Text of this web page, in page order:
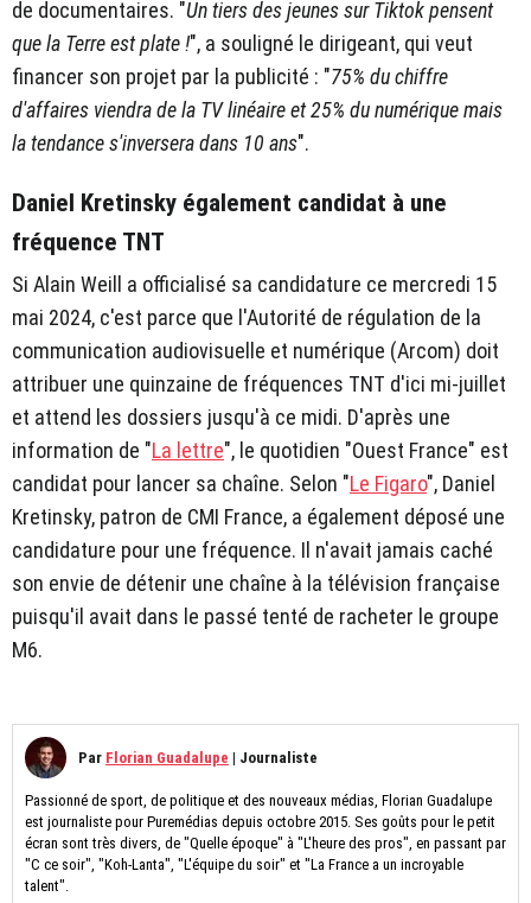
de documentaires. "Un tiers des jeunes sur Tiktok pensent
que la Terre est plate !", a souligné le dirigeant, qui veut
financer son projet par la publicité : "75% du chiffre
d'affaires viendra de la TV linéaire et 25% du numérique mais
la tendance s'inversera dans 10 ans".
Daniel Kretinsky également candidat à une
fréquence TNT
Si Alain Weill a officialisé sa candidature ce mercredi 15
mai 2024, c'est parce que l'Autorité de régulation de la
communication audiovisuelle et numérique (Arcom) doit
attribuer une quinzaine de fréquences TNT d'ici mi-juillet
et attend les dossiers jusqu'à ce midi. D'après une
information de "La lettre", le quotidien "Ouest France" est
candidat pour lancer sa chaîne. Selon "Le Figaro", Daniel
Kretinsky, patron de CMI France, a également déposé une
candidature pour une fréquence. Il n'avait jamais caché
son envie de détenir une chaîne à la télévision française
puisqu'il avait dans le passé tenté de racheter le groupe
M6.
Par Florian Guadalupe | Journaliste
Passionné de sport, de politique et des nouveaux médias, Florian Guadalupe
est journaliste pour Puremédias depuis octobre 2015. Ses goûts pour le petit
écran sont très divers, de "Quelle époque" à "L'heure des pros", en passant par
"C ce soir", "Koh-Lanta", "L'équipe du soir" et "La France a un incroyable
talent".